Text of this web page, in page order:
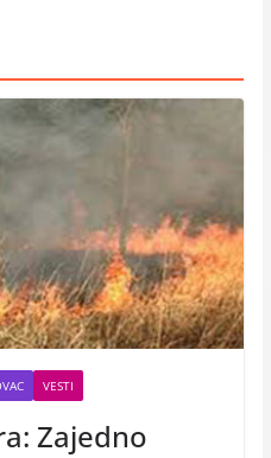
VESTI
Zajedno